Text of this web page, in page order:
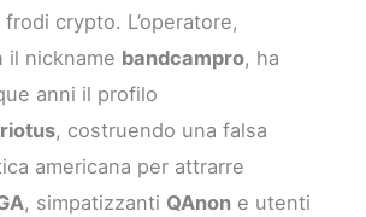
crypto. L’operatore,
il nickname bandcampro, ha
anni il profilo
, costruendo una falsa
americana per attrarre
, simpatizzanti QAnon e utenti